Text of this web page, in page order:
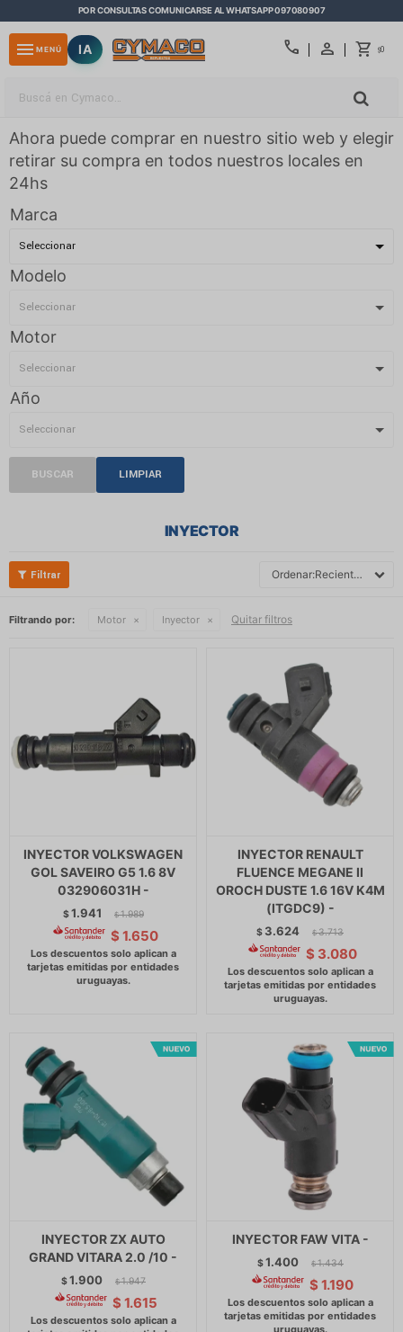
POR CONSULTAS COMUNICARSE AL WHATSAPP 097080907
call $0
menu MENÚ IA
Ahora puede comprar en nuestro sitio web y elegir
retirar su compra en todos nuestros locales en
24hs
Marca
Modelo
Motor
Año
BUSCAR LIMPIAR
INYECTOR
Recientes
Filtrando por: Motor Inyector Quitar filtros
INYECTOR VOLKSWAGEN
GOL SAVEIRO G5 1.6 8V
032906031H -
$1.941 $ 1.989
$ 1.650
INYECTOR RENAULT
FLUENCE MEGANE II
OROCH DUSTE 1.6 16V K4M
(ITGDC9) -
$ 3.624 $ 3.713
$ 3.080
INYECTOR ZX AUTO
GRAND VITARA 2.0 /10 -
$1.900 $ 1.947
$ 1.615
INYECTOR FAW VITA -
$1.400 $ 1.434
$ 1.190
close